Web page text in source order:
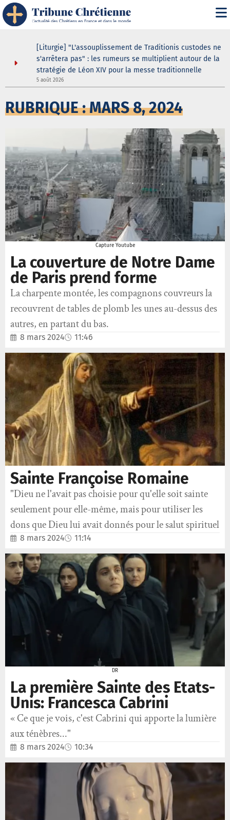
[Liturgie] "L'assouplissement de Traditionis custodes ne
s'arrêtera pas" : les rumeurs se multiplient autour de la
stratégie de Léon XIV pour la messe traditionnelle
5 août 2026
RUBRIQUE : MARS 8, 2024
Capture Youtube
La couverture de Notre Dame
de Paris prend forme
La charpente montée, les compagnons couvreurs la
recouvrent de tables de plomb les unes au-dessus des
autres, en partant du bas.
8 mars 2024 11:46
Sainte Françoise Romaine
"Dieu ne l'avait pas choisie pour qu'elle soit sainte
seulement pour elle-même, mais pour utiliser les
dons que Dieu lui avait donnés pour le salut spirituel
8 mars 2024 11:14
DR
La première Sainte des Etats-
Unis: Francesca Cabrini
« Ce que je vois, c'est Cabrini qui apporte la lumière
aux ténèbres..."
8 mars 2024 10:34